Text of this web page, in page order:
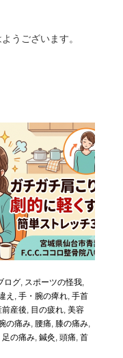
います。
ログ, スポーツの怪我,
え , 手・腕の痺れ, 手首
前産後, 目の疲れ, 美容
の痛み, 腰痛, 膝の痛み,
足の痛み, 鍼灸, 頭痛, 首